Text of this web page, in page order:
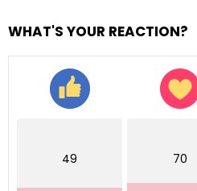
WHAT'S YOUR REACTION?
49 70